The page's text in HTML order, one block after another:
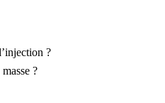
?
?